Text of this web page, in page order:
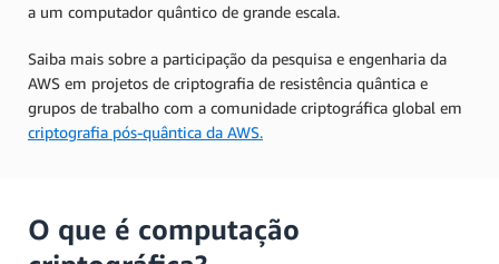
a um computador quântico de grande escala.
Saiba mais sobre a participação da pesquisa e engenharia da
AWS em projetos de criptografia de resistência quântica e
grupos de trabalho com a comunidade criptográfica global em
criptografia pós-quântica da AWS.
O que é computação